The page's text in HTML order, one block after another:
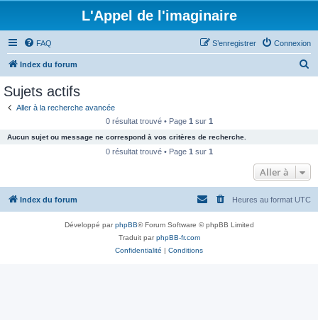
L'Appel de l'imaginaire
FAQ Connexion
S’enregistrer
Index du forum
c
e
Sujets actifs
Aller à la recherche avancée
0 résultat trouvé • Page 1 sur 1
Aucun sujet ou message ne correspond à vos critères de recherche.
0 résultat trouvé • Page 1 sur 1
Aller à
Index du forum Heures au format UTC
Développé parphpBB® Forum Software © phpBB Limited
Traduit parphpBB-fr.com
Confidentialité | Conditions